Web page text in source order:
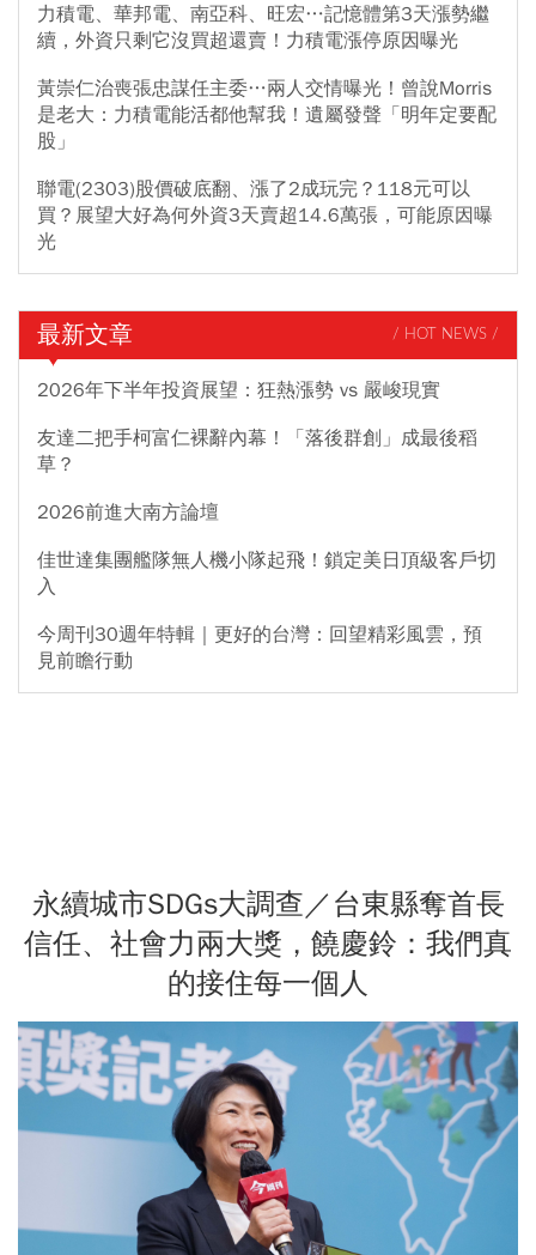
力積電、華邦電、南亞科、旺宏…記憶體第3天漲勢繼
續，外資只剩它沒買超還賣！力積電漲停原因曝光
黃崇仁治喪張忠謀任主委…兩人交情曝光！曾說Morris
是老大：力積電能活都他幫我！遺屬發聲「明年定要配
股」
聯電(2303)股價破底翻、漲了2成玩完？118元可以
買？展望大好為何外資3天賣超14.6萬張，可能原因曝
光
最新文章 / HOT NEWS /
2026年下半年投資展望：狂熱漲勢 vs 嚴峻現實
友達二把手柯富仁裸辭內幕！「落後群創」成最後稻
草？
2026前進大南方論壇
佳世達集團艦隊無人機小隊起飛！鎖定美日頂級客戶切
入
今周刊30週年特輯｜更好的台灣：回望精彩風雲，預
見前瞻行動
永續城市SDGs大調查／台東縣奪首長
信任、社會力兩大獎，饒慶鈴：我們真
的接住每一個人